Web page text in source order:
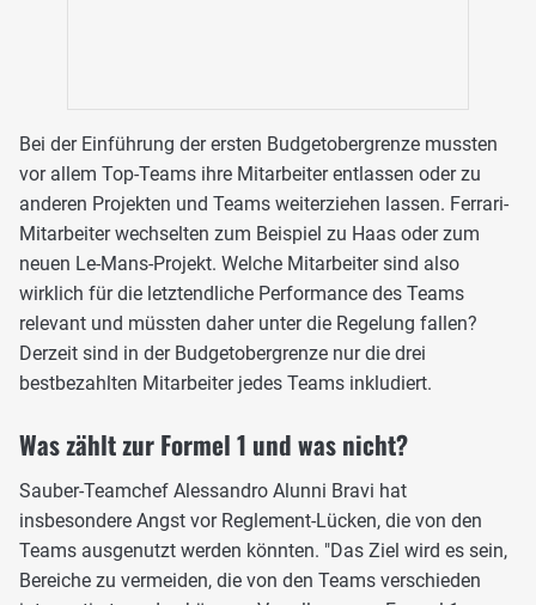
Bei der Einführung der ersten Budgetobergrenze mussten
vor allem Top-Teams ihre Mitarbeiter entlassen oder zu
anderen Projekten und Teams weiterziehen lassen. Ferrari-
Mitarbeiter wechselten zum Beispiel zu Haas oder zum
neuen Le-Mans-Projekt. Welche Mitarbeiter sind also
wirklich für die letztendliche Performance des Teams
relevant und müssten daher unter die Regelung fallen?
Derzeit sind in der Budgetobergrenze nur die drei
bestbezahlten Mitarbeiter jedes Teams inkludiert.
Was zählt zur Formel 1 und was nicht?
Sauber-Teamchef Alessandro Alunni Bravi hat
insbesondere Angst vor Reglement-Lücken, die von den
Teams ausgenutzt werden könnten. "Das Ziel wird es sein,
Bereiche zu vermeiden, die von den Teams verschieden